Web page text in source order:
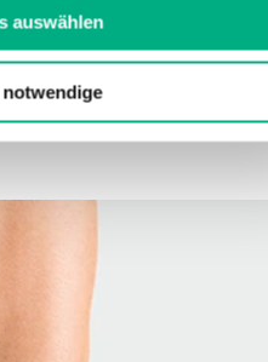
auswählen
Silicone